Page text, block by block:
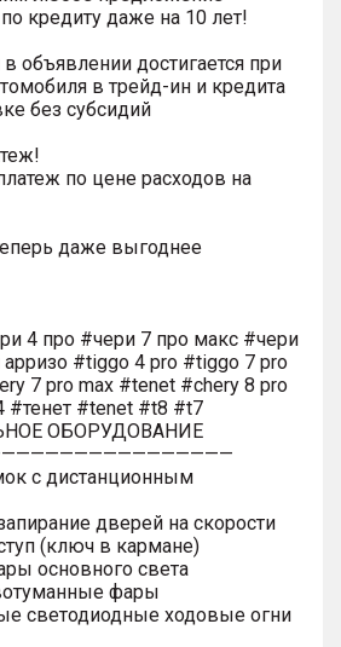
кредиту даже на 10 лет!
объявлении достигается при
в трейд-ин и кредита
без субсидий
по цене расходов на
даже выгоднее
4 про #чери 7 про макс #чери
#tiggo 4 pro #tiggo 7 pro
7 pro max #tenet #chery 8 pro
#тенет #tenet #t8 #t7
ОБОРУДОВАНИЕ
с дистанционным
дверей на скорости
(ключ в кармане)
основного света
фары
светодиодные ходовые огни